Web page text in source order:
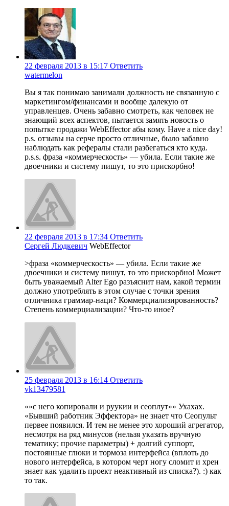
22 февраля 2013 в 15:17 Ответить
watermelon
Вы я так понимаю занимали должность не связанную с
маркетингом/финансами и вообще далекую от
управленцев. Очень забавно смотреть, как человек не
знающий всех аспектов, пытается замять новость о
попытке продажи WebEffector абы кому. Have a nice day!
р.s. отзывы на серче просто отличные, было забавно
наблюдать как рефералы стали разбегаться кто куда.
p.s.s. фраза «коммерческость» — убила. Если такие же
двоечники и систему пишут, то это прискорбно!
22 февраля 2013 в 17:34 Ответить
Сергей Людкевич WebEffector
>фраза «коммерческость» — убила. Если такие же
двоечники и систему пишут, то это прискорбно! Может
быть уважаемый Alter Ego разъяснит нам, какой термин
должно употреблять в этом случае с точки зрения
отличника граммар-наци? Коммерциализированность?
Степень коммерциализации? Что-то иное?
25 февраля 2013 в 16:14 Ответить
vk13479581
«»с него копировали и руукии и сеоплут»» Ухахах.
«Бывший работник Эффектора» не знает что Сеопульт
первее появился. И тем не менее это хороший агрегатор,
несмотря на ряд минусов (нельзя указать вручную
тематику; прочие параметры) + долгий суппорт,
постоянные глюки и тормоза интерфейса (вплоть до
нового интерфейса, в котором черт ногу сломит и хрен
знает как удалить проект неактивный из списка?). :) как
то так.